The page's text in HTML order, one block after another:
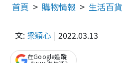
首頁 購物情報 生活百貨
文: 梁穎心 2022.03.13
在Google追蹤